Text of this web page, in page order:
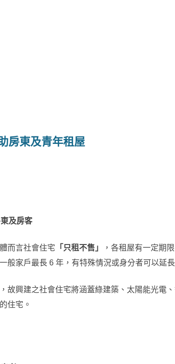
房東及青年租屋
及房客
而言社會住宅 「只租不售」
，各租屋有一定期
般家戶最長 6 年，有特殊情況或身分者可以延長
故興建之社會住宅將涵蓋綠建築、太陽能光電、
住宅。